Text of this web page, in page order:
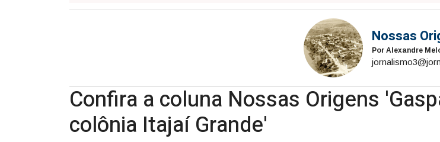
Nossas
Por Alexandre
Confira a coluna Nossas Origens
colônia Itajaí Grande'